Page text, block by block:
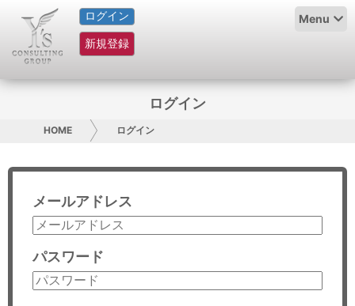
ログイン
新規登録
Menu
HOME
サービス紹介
グループ概要
採用情報
お問い合わせ
コンサルティング
ログイン
HOME ログイン
メールアドレス
パスワード